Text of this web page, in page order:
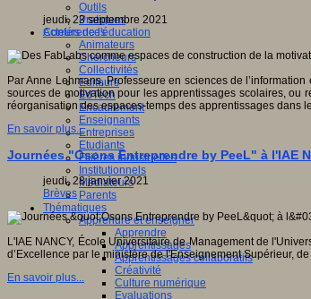
Outils
Pratiques
Acteurs de l'éducation
Animateurs
Chercheurs
Collectivités
Editeurs
EdTech
Encadrement
Enseignants
Entreprises
Etudiants
Filières industrielles
Institutionnels
Médiateurs
Parents
Thématiques
Apprendre et enseigner
Apprendre
Apprentissages
Apprentissages collaboratifs
Créativité
Culture numérique
Evaluations
jeudi, 23 septembre 2021
Conférences
Par Anne Lehmans, Professeure en sciences de
sources de motivation pour les apprentissages scolaires, ou
réorganisation des espaces-temps des apprentissages dans
En savoir plus...
Journées "Osons Entreprendre by PeeL" à l'IAE
jeudi, 28 janvier 2021
Brèves
L'IAE NANCY, École Universitaire de Management de
d’Excellence par le ministère de l'Enseignement Supérieur,
En savoir plus...